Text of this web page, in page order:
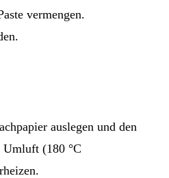
vermengen.
auslegen und den
Umluft (180 °C